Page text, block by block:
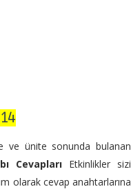
ve ünite sonunda bulanan
CevaplarıEtkinlikler sizi
olarak cevap anahtarlarına